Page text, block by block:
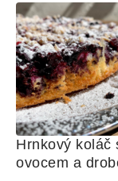
Hrnkový koláč
ovocem a